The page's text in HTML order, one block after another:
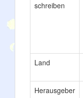
schreiben
Land
Herausgeber